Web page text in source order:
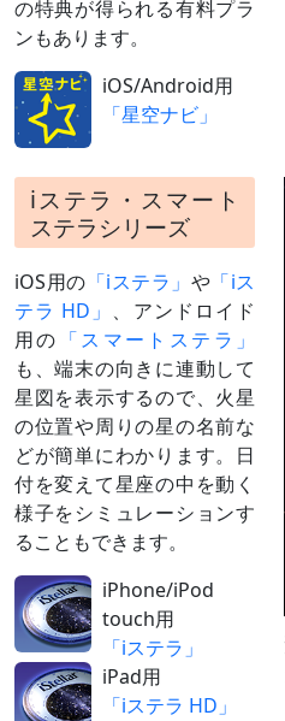
3月中旬
ふたご座の1等星
4月 5日
月（月齢7）と接
近
ぶ
5月 4日
月（月齢7）と並
ぶ
4月下旬
～5月中旬
かに座の散開星団
M44プレセペ星団
と大接近
（ » 解説）
6月 1日
月（月齢5）と大
接近
（ » 解説）
6月上旬
しし座の1等星レ
（» 解説）
6月30日
月（月齢5）と接
近
の特典が得られる有料プラ
ンもあります。
iOS/Android用
「星空ナビ」
iステラ・スマート
ステラシリーズ
iOS用の 「iステラ」 や 「iス
テラ HD」 、アンドロイド
用の 「スマートステラ」
も、端末の向きに連動して
星図を表示するので、火星
の位置や周りの星の名前な
どが簡単にわかります。日
付を変えて星座の中を動く
様子をシミュレーションす
ることもできます。
iPhone/iPod
touch用
「iステラ」
iPad用
「iステラ HD」